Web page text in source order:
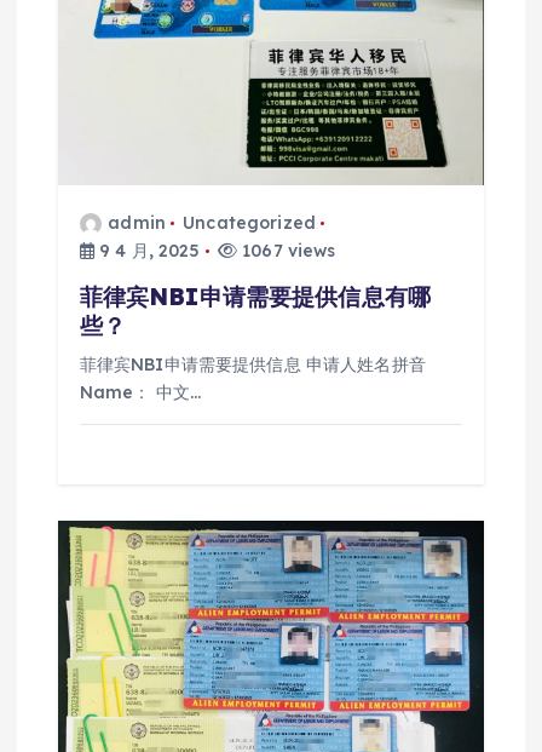
admin
Uncategorized
9 4 月, 2025
1067 views
菲律宾NBI申请需要提供信息有哪
些？
菲律宾NBI申请需要提供信息 申请人姓名拼音
Name： 中文…